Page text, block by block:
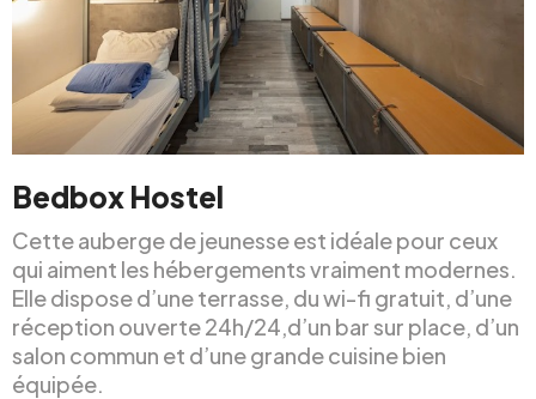
Bedbox Hostel
Cette auberge de jeunesse est idéale pour ceux
qui aiment les hébergements vraiment modernes.
Elle dispose d’une terrasse, du wi-fi gratuit, d’une
réception ouverte 24h/24,d’un bar sur place, d’un
salon commun et d’une grande cuisine bien
équipée.